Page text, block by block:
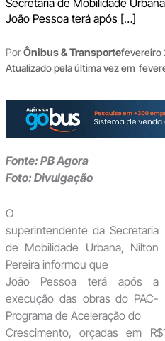
João Pessoa terá após […]
PorÔnibus & Transportefevereiro
Atualizado pela última vez em
Fonte: PB Agora
Foto: Divulgação
O
superintendente da Secretaria
de Mobilidade Urbana, Nilton
Pereira informou que
João Pessoa terá após a
execução das obras do PAC-
Programa de Aceleração do
Crescimento, orçadas em